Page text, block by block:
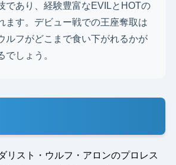
であり、経験豊富なEVILとHOTの
ます。デビュー戦での王座奪取は
ルフがどこまで食い下がれるかが
でしょう。
リスト・ウルフ・アロンのプロレス